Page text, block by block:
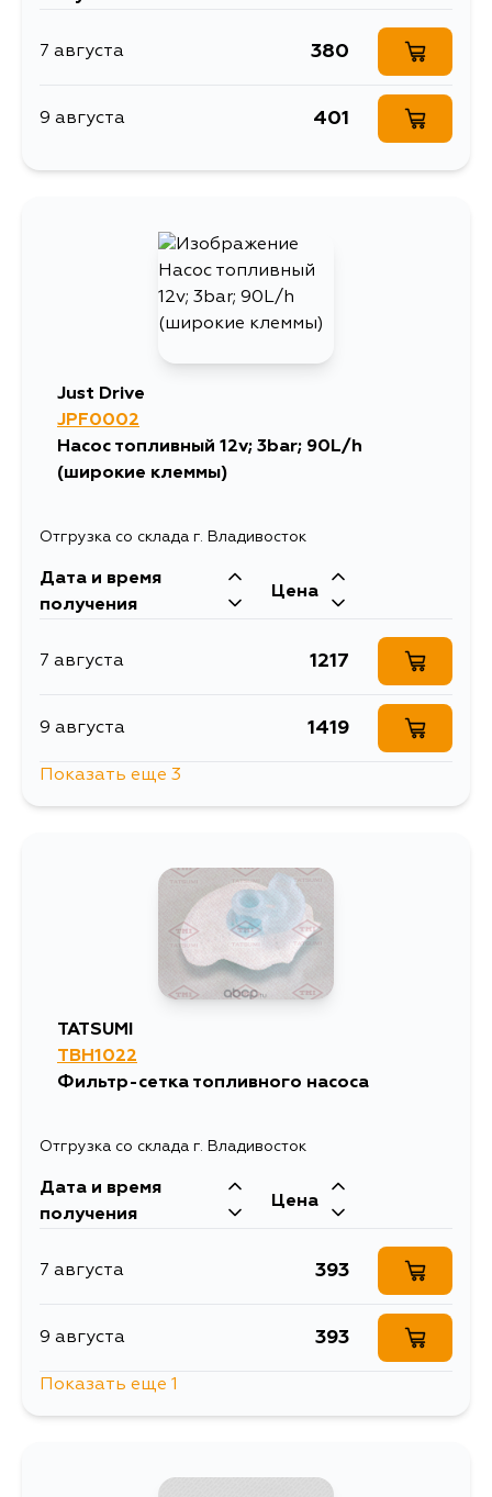
7 августа 380
9 августа 401
Just Drive
JPF0002
Насос топливный 12v; 3bar; 90L/h
(широкие клеммы)
Отгрузка со склада г. Владивосток
Дата и время
получения
Цена
7 августа 1217
9 августа 1419
1489
Показать еще 3
TATSUMI
TBH1022
Фильтр-сетка топливного насоса
Отгрузка со склада г. Владивосток
Дата и время
получения
Цена
7 августа 393
9 августа 393
Показать еще 1